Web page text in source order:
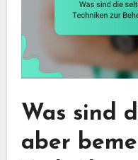
Was sind
aber